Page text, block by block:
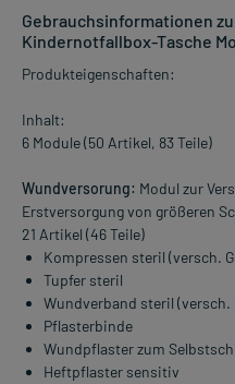
Gebrauchsinformationen
Kindernotfallbox-Tasche
Produkteigenschaften:
Inhalt:
6 Module (50 Artikel, 83 Teile)
Wundversorung: Modul zur
Erstversorgung von größeren
21 Artikel (46 Teile)
Kompressen steril (versch.
Tupfer steril
Wundverband steril (versch.
Pflasterbinde
Wundpflaster zum
Heftpflaster sensitiv